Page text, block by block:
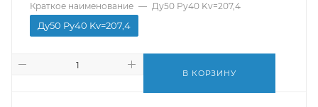
Краткое наименование — Ду50 Ру40 Kv=207,4
Ду50 Ру40 Kv=207,4
В КОРЗИНУ